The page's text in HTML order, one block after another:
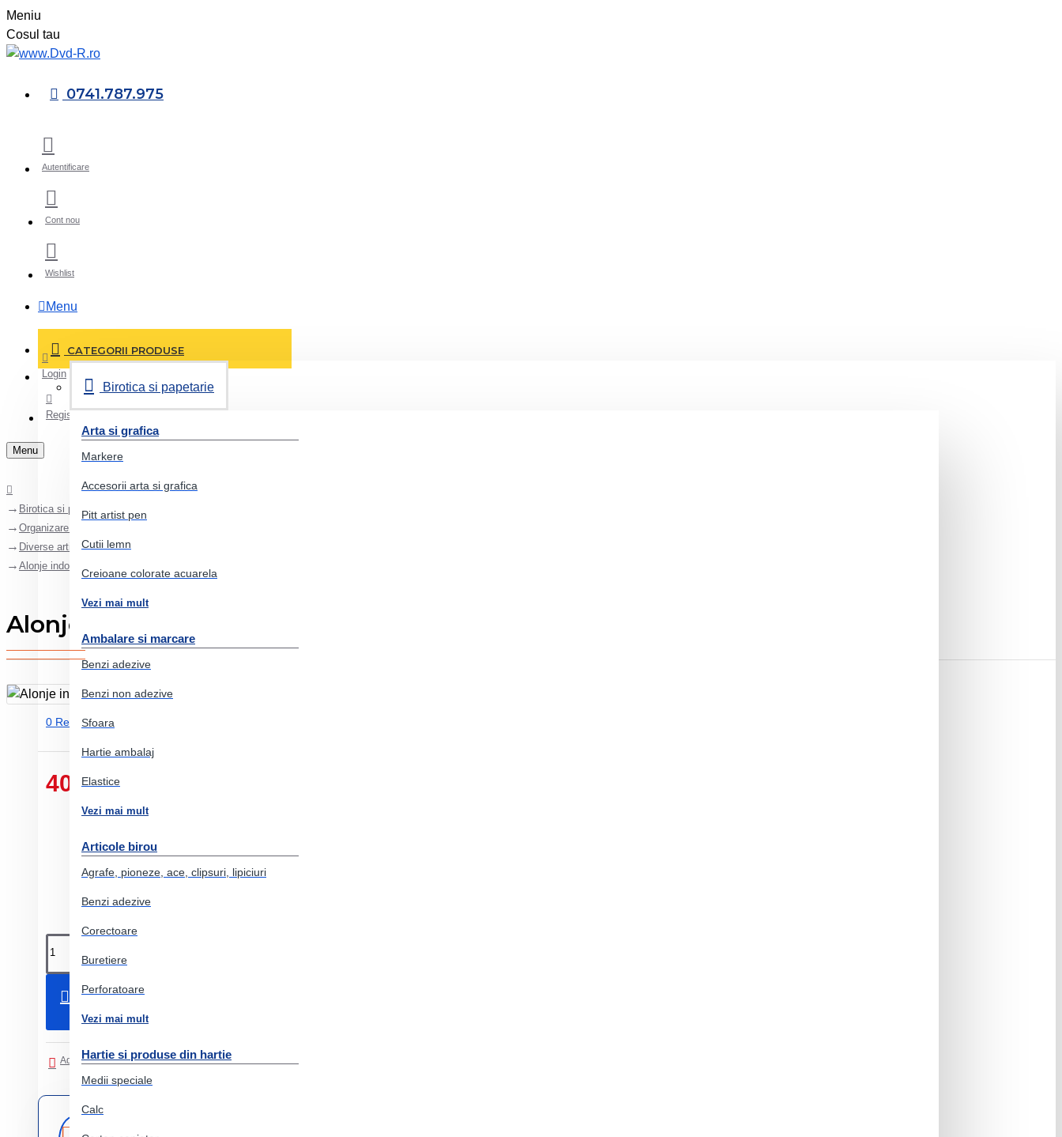
Meniu
Cosul tau
0741.787.975
Autentificare
Cont nou
Wishlist
Menu
CATEGORII PRODUSE
Birotica si papetarie
Arta si grafica
Markere
Accesorii arta si grafica
Pitt artist pen
Cutii lemn
Creioane colorate acuarela
Vezi mai mult
Ambalare si marcare
Benzi adezive
Benzi non adezive
Sfoara
Hartie ambalaj
Elastice
Vezi mai mult
Articole birou
Agrafe, pioneze, ace, clipsuri, lipiciuri
Benzi adezive
Corectoare
Buretiere
Perforatoare
Vezi mai mult
Hartie si produse din hartie
Medii speciale
Calc
Login
Register
Menu
Birotica si papetarie
Organizare si arhivare
Diverse articole organizare arhivare
Alonje indosariere plastic albastre 100/set esselte
Alonje indosariere plastic albastre 100/set esselte
0 Review-uri.
40.82 Lei
Adauga in Cos
Adaugati in Lista de dorinte Comparati produsul